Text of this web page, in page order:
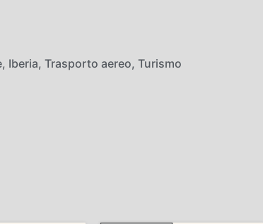
, Iberia, Trasporto aereo, Turismo